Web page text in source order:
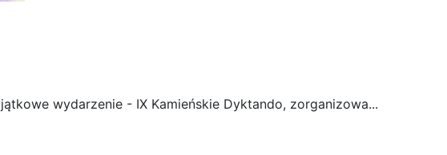
wydarzenie - IX Kamieńskie Dyktando, zorganizowa...